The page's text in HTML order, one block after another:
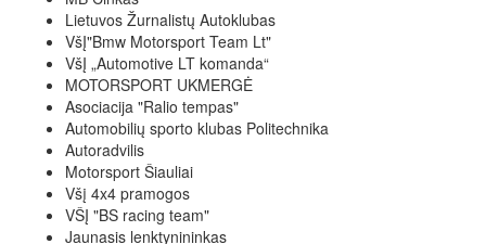
Lietuvos Žurnalistų Autoklubas
VšĮ"Bmw Motorsport Team Lt"
VšĮ „Automotive LT komanda“
MOTORSPORT UKMERGĖ
Asociacija "Ralio tempas"
Automobilių sporto klubas Politechnika
Autoradvilis
Motorsport Šiauliai
Všį 4x4 pramogos
VŠĮ "BS racing team"
Jaunasis lenktynininkas